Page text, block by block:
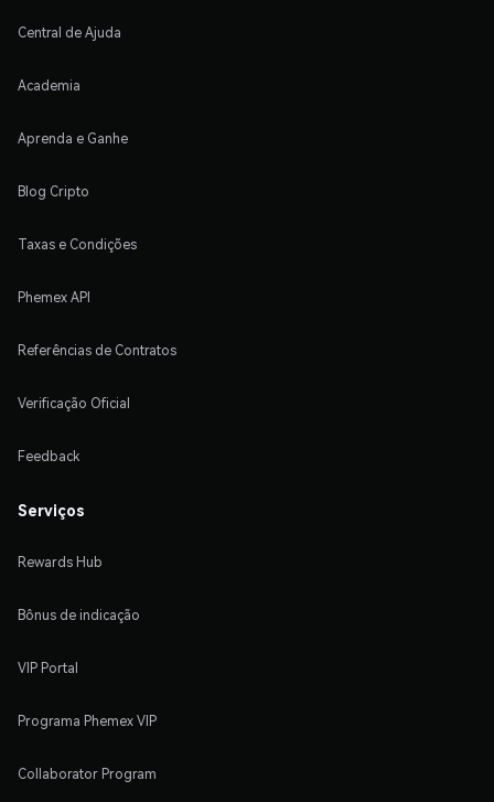
Central de Ajuda
Academia
Aprenda e Ganhe
Blog Cripto
Taxas e Condições
Phemex API
Referências de Contratos
Verificação Oficial
Feedback
Serviços
Rewards Hub
Bônus de indicação
VIP Portal
Programa Phemex VIP
Collaborator Program